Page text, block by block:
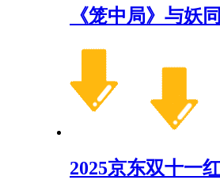
《笼中局》与妖
2025京东双十一